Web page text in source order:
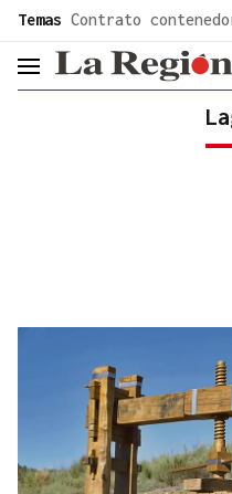
Temas Contrato
header.menu.open